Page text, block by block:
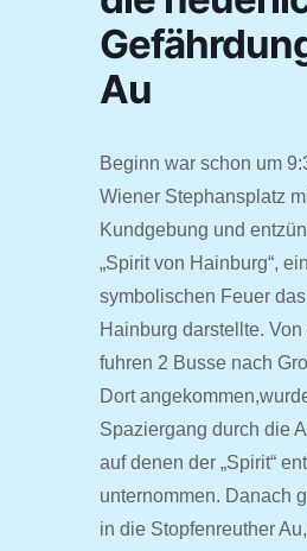
Au
Beginn war schon um
Wiener Stephansplatz
Kundgebung und
„Spirit von Hainburg“,
symbolischen Feuer
Hainburg darstellte. Von
fuhren 2 Busse nach
Dort
Spaziergang durch die
auf denen der „Spirit“
unternommen. Danach
in die Stopfenreuther